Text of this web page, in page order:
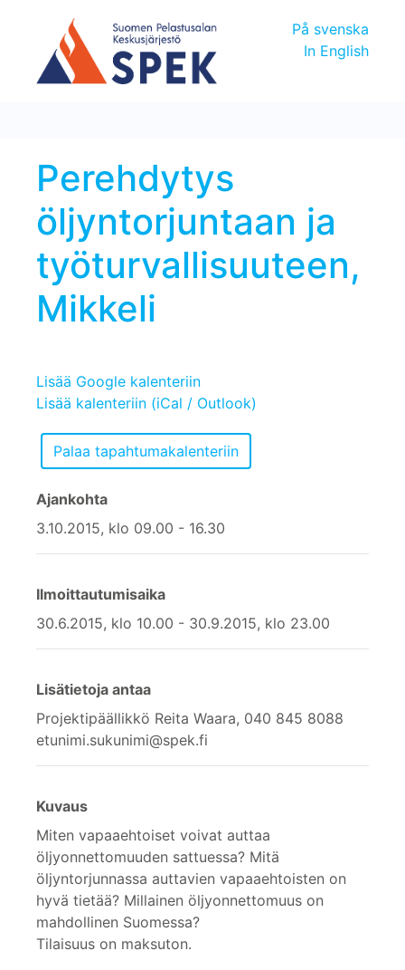
På svenska
In English
Perehdytys
öljyntorjuntaan ja
työturvallisuuteen,
Mikkeli
Lisää Google kalenteriin
Lisää kalenteriin (iCal / Outlook)
Ajankohta
3.10.2015, klo 09.00 - 16.30
Ilmoittautumisaika
30.6.2015, klo 10.00 - 30.9.2015, klo 23.00
Lisätietoja antaa
Projektipäällikkö Reita Waara, 040 845 8088
etunimi.sukunimi@spek.fi
Kuvaus
Miten vapaaehtoiset voivat auttaa
öljyonnettomuuden sattuessa? Mitä
öljyntorjunnassa auttavien vapaaehtoisten on
hyvä tietää? Millainen öljyonnettomuus on
mahdollinen Suomessa?
Tilaisuus on maksuton.